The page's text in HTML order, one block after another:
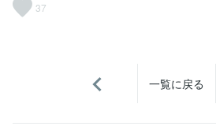
37
一覧に戻る